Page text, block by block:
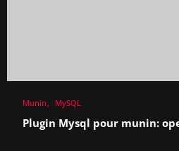
Munin MySQL
Plugin Mysql pour munin: